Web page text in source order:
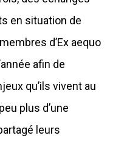
en situation de
d’Ex aequo
afin de
qu’ils vivent au
plus d’une
leurs